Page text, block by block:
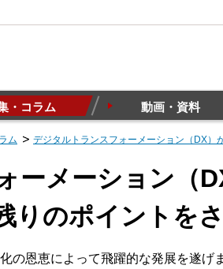
・コラム 動画・資料
ム デジタルトランスフォーメーション（DX）
ーメーション（
りのポイントを
の恩恵によって飛躍的な発展を遂げ